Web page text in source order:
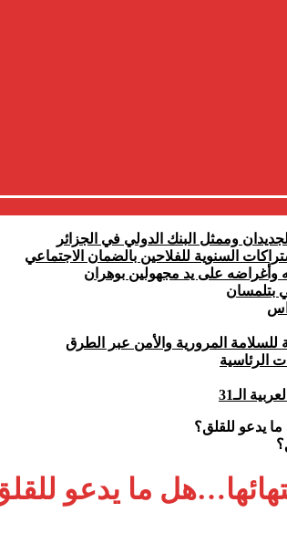
وممثل البنك الدولي في الجزائر
وأغراضه على يد مجهولين بوهران
بتلمسان
للسلامة المرورية والأمن عبر الطرق
الرئاسية
الـ31
ما يدعو للقلق؟
ما يدعو